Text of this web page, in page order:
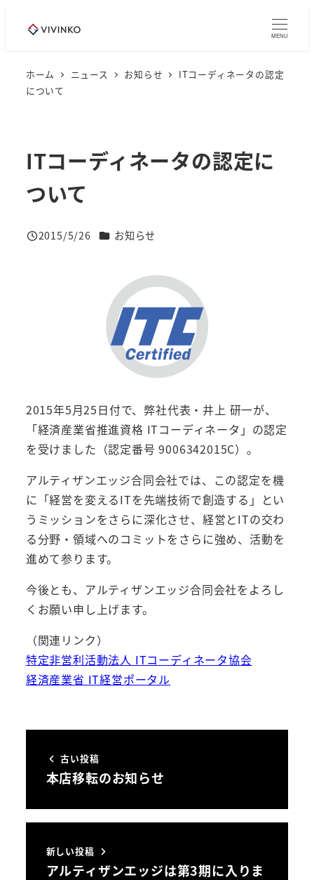
MENU
ホーム ニュース お知らせ
ITコーディネータの認定
について
ITコーディネータの認定に
ついて
投稿日
2015/5/26 ニュースカテゴリー
お知らせ
2015年5月25日付で、弊社代表・井上 研一が、
「経済産業省推進資格 ITコーディネータ」の認定
を受けました（認定番号 9006342015C）。
アルティザンエッジ合同会社では、この認定を機
に「経営を変えるITを先端技術で創造する」とい
うミッションをさらに深化させ、経営とITの交わ
る分野・領域へのコミットをさらに強め、活動を
進めて参ります。
今後とも、アルティザンエッジ合同会社をよろし
くお願い申し上げます。
（関連リンク）
特定非営利活動法人 ITコーディネータ協会
経済産業省 IT経営ポータル
古い投稿
本店移転のお知らせ
新しい投稿
アルティザンエッジは第3期に入りま